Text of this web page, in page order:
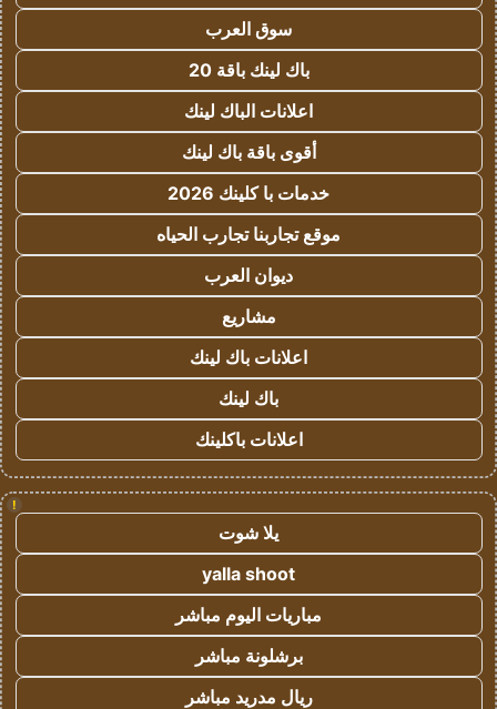
سوق العرب
باك لينك باقة 20
اعلانات الباك لينك
أقوى باقة باك لينك
خدمات با كلينك 2026
موقع تجاربنا تجارب الحياه
ديوان العرب
مشاريع
اعلانات باك لينك
باك لينك
اعلانات باكلينك
!
يلا شوت
yalla shoot
مباريات اليوم مباشر
برشلونة مباشر
ريال مدريد مباشر